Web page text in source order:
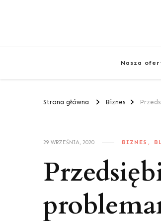
Nasza
Strona główna Biznes
29 WRZEŚNIA, 2020 BIZNES